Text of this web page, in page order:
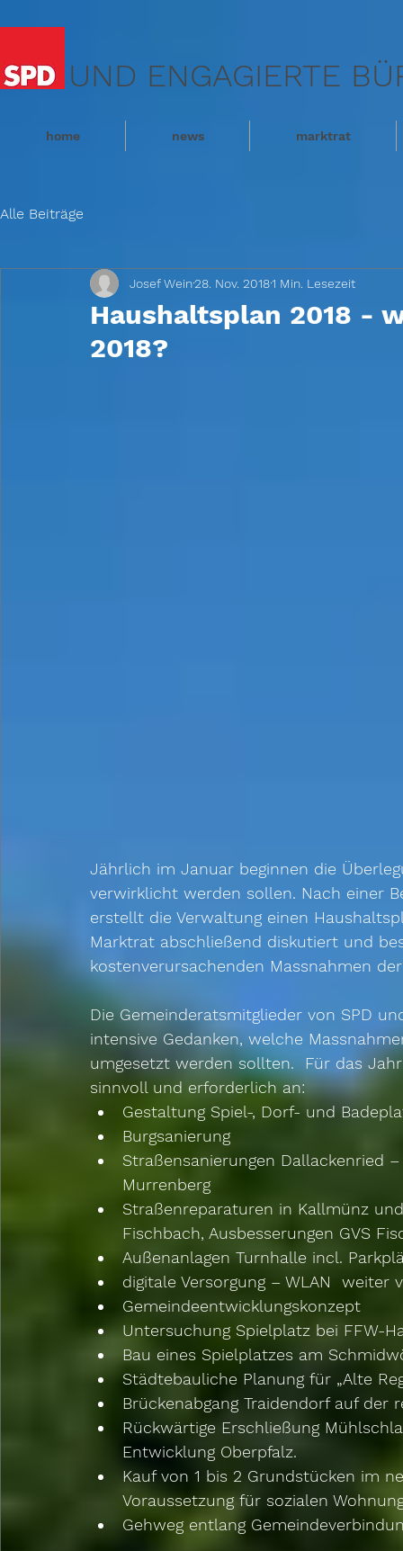
UND ENGAGIERTE
home news marktrat
Alle Beiträge
Haushaltsplan 2018 -
2018?
Josef Wein28. Nov. 20181 Min. Lesezeit
Jährlich im Januar beginnen die
verwirklicht werden sollen. Nach einer
erstellt die Verwaltung einen
Marktrat abschließend diskutiert und
kostenverursachenden Massnahmen
Die Gemeinderatsmitglieder von SPD
intensive Gedanken, welche
umgesetzt werden sollten.  Für das
sinnvoll und erforderlich an:
Gestaltung Spiel-, Dorf- und
Burgsanierung
Straßensanierungen Dallackenried
Murrenberg
Straßenreparaturen in Kallmünz
Fischbach, Ausbesserungen GVS
Außenanlagen Turnhalle incl.
digitale Versorgung – WLAN  weiter
Gemeindeentwicklungskonzept
Untersuchung Spielplatz bei FFW-
Bau eines Spielplatzes am
Städtebauliche Planung für „Alte
Brückenabgang Traidendorf auf
Rückwärtige Erschließung
Entwicklung Oberpfalz.
Kauf von 1 bis 2 Grundstücken im
Voraussetzung für sozialen
Gehweg entlang